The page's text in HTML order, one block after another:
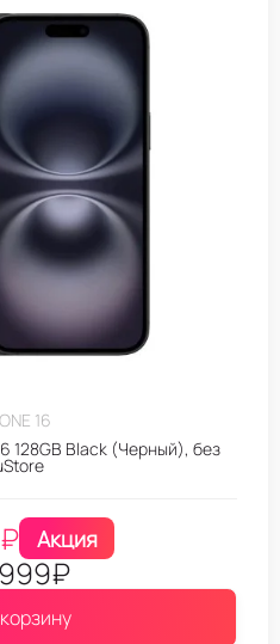
16
128GB Black (Черный), без
₽ Акция
₽